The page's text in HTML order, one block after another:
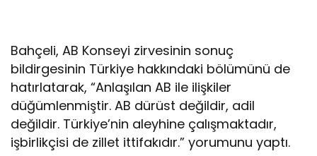
Bahçeli, AB Konseyi zirvesinin sonuç
bildirgesinin Türkiye hakkındaki bölümünü de
hatırlatarak, “Anlaşılan AB ile ilişkiler
düğümlenmiştir. AB dürüst değildir, adil
değildir. Türkiye’nin aleyhine çalışmaktadır,
işbirlikçisi de zillet ittifakıdır.” yorumunu yaptı.